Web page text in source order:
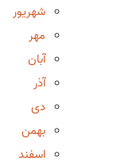
شهریور
مهر
آبان
آذر
دی
بهمن
اسفند